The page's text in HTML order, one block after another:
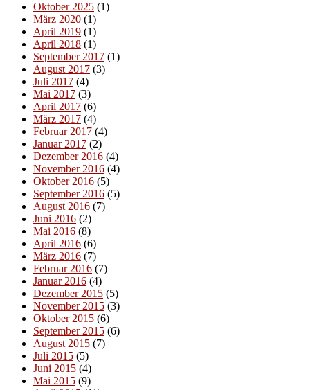
Oktober 2025 (1)
März 2020 (1)
April 2019 (1)
April 2018 (1)
September 2017 (1)
August 2017 (3)
Juli 2017 (4)
Mai 2017 (3)
April 2017 (6)
März 2017 (4)
Februar 2017 (4)
Januar 2017 (2)
Dezember 2016 (4)
November 2016 (4)
Oktober 2016 (5)
September 2016 (5)
August 2016 (7)
Juni 2016 (2)
Mai 2016 (8)
April 2016 (6)
März 2016 (7)
Februar 2016 (7)
Januar 2016 (4)
Dezember 2015 (5)
November 2015 (3)
Oktober 2015 (6)
September 2015 (6)
August 2015 (7)
Juli 2015 (5)
Juni 2015 (4)
Mai 2015 (9)